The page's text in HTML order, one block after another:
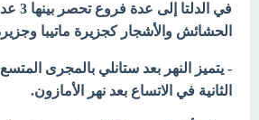
في
الحشائش والأشجار كجزيرة ماتيبا
- يتميز النهر بعد ستانلي بالمجرى
الثانية في الاتساع بعد نهر الأمازون.